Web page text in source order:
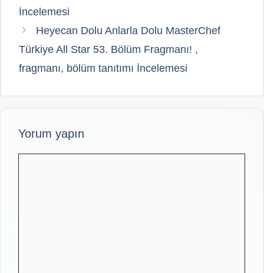
İncelemesi
Heyecan Dolu Anlarla Dolu MasterChef
Türkiye All Star 53. Bölüm Fragmanı! ,
fragmanı, bölüm tanıtımı İncelemesi
Yorum yapın